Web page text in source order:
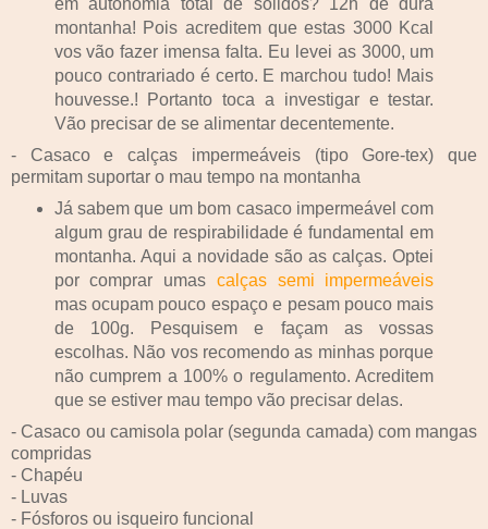
em autonomia total de sólidos? 12h de dura
montanha! Pois acreditem que estas 3000 Kcal
vos vão fazer imensa falta. Eu levei as 3000, um
pouco contrariado é certo. E marchou tudo! Mais
houvesse.! Portanto toca a investigar e testar.
Vão precisar de se alimentar decentemente.
- Casaco e calças impermeáveis (tipo Gore-tex) que
permitam suportar o mau tempo na montanha
Já sabem que um bom casaco impermeável com
algum grau de respirabilidade é fundamental em
montanha. Aqui a novidade são as calças. Optei
por comprar umas calças semi impermeáveis
mas ocupam pouco espaço e pesam pouco mais
de 100g. Pesquisem e façam as vossas
escolhas. Não vos recomendo as minhas porque
não cumprem a 100% o regulamento. Acreditem
que se estiver mau tempo vão precisar delas.
- Casaco ou camisola polar (segunda camada) com mangas
compridas
- Chapéu
- Luvas
- Fósforos ou isqueiro funcional